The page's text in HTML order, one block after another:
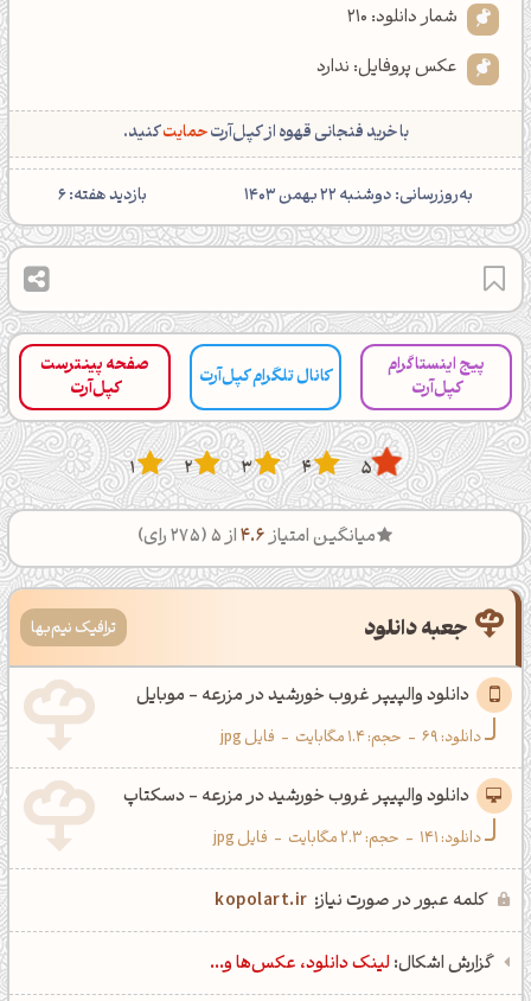
شمار دانلود: 210
عکس پروفایل: ندارد
با خرید فنجانی قهوه از کپل‌آرتحمایتکنید.
‌به‌روزرسانی: دوشنبه 22 بهمن 1403 بازدید هفته: 6
پیج اینستاگرام
کپل‌آرت
کانال تلگرام کپل‌آرت
صفحه پینترست
کپل‌آرت
5
4
3
2
1
میانگین امتیاز4.6از 5 ( 275رای)
جعبه دانلود ترافیک نیم‌بها
دانلود والپیپر غروب خورشید در مزرعه - موبایل
دانلود:69
- حجم: 1.4 مگابایت - فایل jpg
دانلود والپیپر غروب خورشید در مزرعه - دسکتاپ
دانلود:141
- حجم: 2.3 مگابایت - فایل jpg
کلمه عبور در صورت نیاز: kopolart.ir
گزارش اشکال: لینک دانلود، عکس‌ها و...